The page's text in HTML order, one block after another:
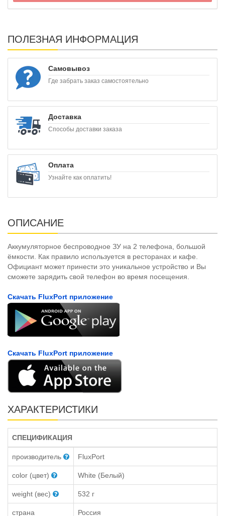
ПОЛЕЗНАЯ ИНФОРМАЦИЯ
Самовывоз
Где забрать заказ самостоятельно
Доставка
Способы доставки заказа
Оплата
Узнайте как оплатить!
ОПИСАНИЕ
Аккумуляторное беспроводное ЗУ на 2 телефона, большой
ёмкости. Как правило используется в ресторанах и кафе.
Официант может принести это уникальное устройство и Вы
сможете зарядить свой телефон во время посещения.
Скачать FluxPort приложение
Скачать FluxPort приложение
ХАРАКТЕРИСТИКИ
СПЕЦИФИКАЦИЯ
производитель FluxPort
color (цвет) White (Белый)
weight (вес) 532 г
страна
Россия